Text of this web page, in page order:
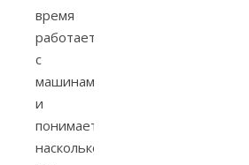
время
работает
с
машинами
и
понимает,
насколько